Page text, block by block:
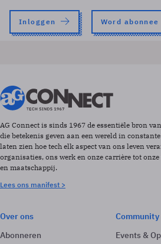
Inloggen Word abonnee
AG Connect is sinds 1967 de essentiële bron
die betekenis geven aan een wereld in
laten zien hoe tech elk aspect van ons leven
organisaties, ons werk en onze carrière tot
en maatschappij.
Lees ons manifest >
Over ons
Abonneren
Community
Events &